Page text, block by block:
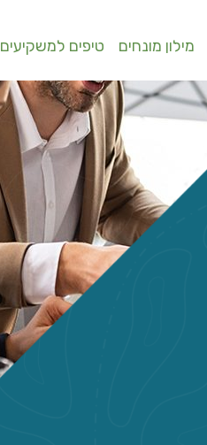
מילון מונחים טיפים למשקיעים